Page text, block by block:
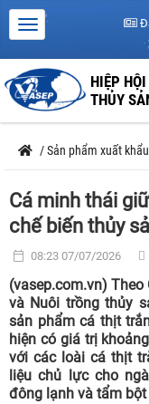
HIỆP
THỦY
/Sản phẩm xuất khẩu
Cá minh thái
chế biến thủy
08:23 07/07/2026
(vasep.com.vn)
và Nuôi trồng thủy
sản phẩm cá thịt
hiện có giá trị
với các loài cá thịt
liệu chủ lực cho
đông lạnh và tẩm